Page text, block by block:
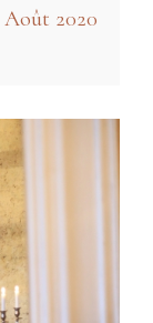
Août 2020